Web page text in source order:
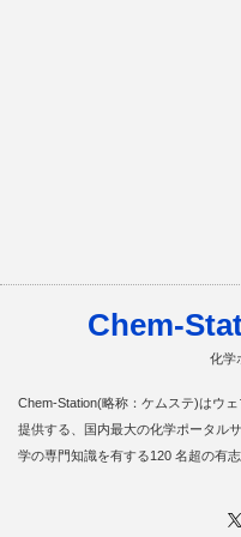
Chem-
化学
Chem-Station(略称：ケムステ)はウ
提供する、国内最大の化学ポータル
学の専門知識を有する120 名超の有